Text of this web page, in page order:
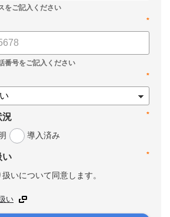
*
*
*
況
導入済み
*
い
いについて同意します。
い